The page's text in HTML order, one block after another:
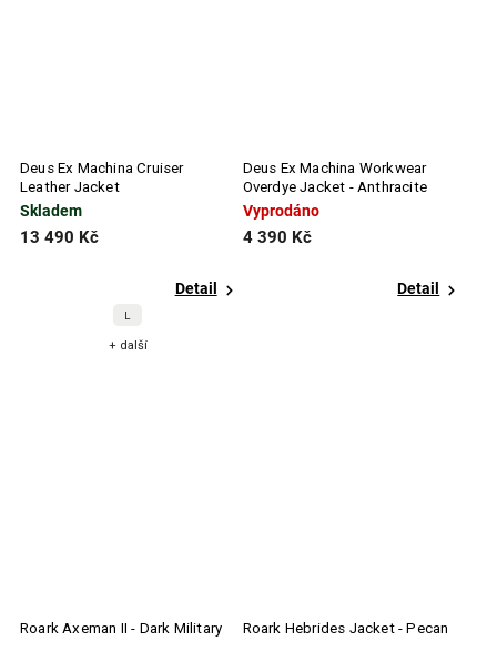
Deus Ex Machina Cruiser
Leather Jacket
Skladem
13 490 Kč
Detail
L
+ další
Deus Ex Machina Workwear
Overdye Jacket - Anthracite
Vyprodáno
4 390 Kč
Detail
Roark Axeman II - Dark Military Roark Hebrides Jacket - Pecan